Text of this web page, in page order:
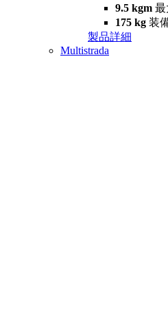
9.5 kgm 最
175 kg 装
製品詳細
Multistrada